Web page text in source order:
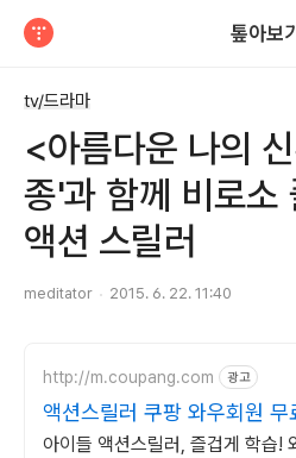
톺아보기
tv/드라마
<아름다운 나의
종'과 함께 비로소
액션 스릴러
meditator 2015. 6. 22. 11:40
http://m.coupang.com 광고
액션스릴러 쿠팡 와우회원 무
아이들 액션스릴러, 즐겁게 학습!